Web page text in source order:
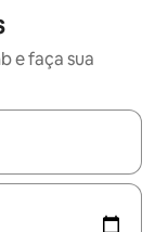
e faça sua
explore-os